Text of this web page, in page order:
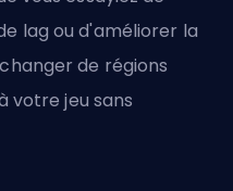
lag ou d'améliorer la
de régions
votre jeu sans